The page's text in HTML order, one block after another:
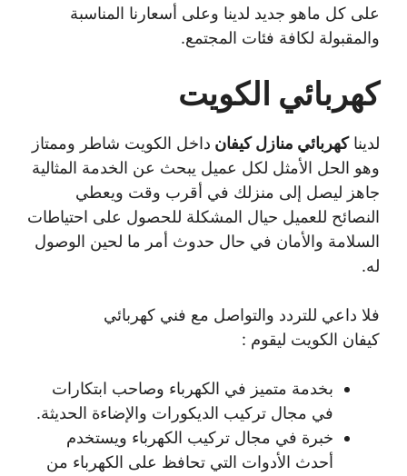
على كل ماهو جديد لدينا وعلى أسعارنا المناسبة
والمقبولة لكافة فئات المجتمع.
كهربائي الكويت
لديناكهربائي منازل كيفان داخل الكويت شاطر وممتاز
وهو الحل الأمثل لكل عميل يبحث عن الخدمة المثالية
جاهز ليصل إلى منزلك في أقرب وقت ويعطي
النصائح للعميل حيال المشكلة للحصول على احتياطات
السلامة والأمان في حال حدوث أمر ما لحين الوصول
له.
فلا داعي للتردد والتواصل مع فني كهربائي
كيفان الكويت ليقوم :
بخدمة متميز في الكهرباء وصاحب ابتكارات
في مجال تركيب الديكورات والإضاءة الحديثة.
خبرة في مجال تركيب الكهرباء ويستخدم
أحدث الأدوات التي تحافظ على الكهرباء من